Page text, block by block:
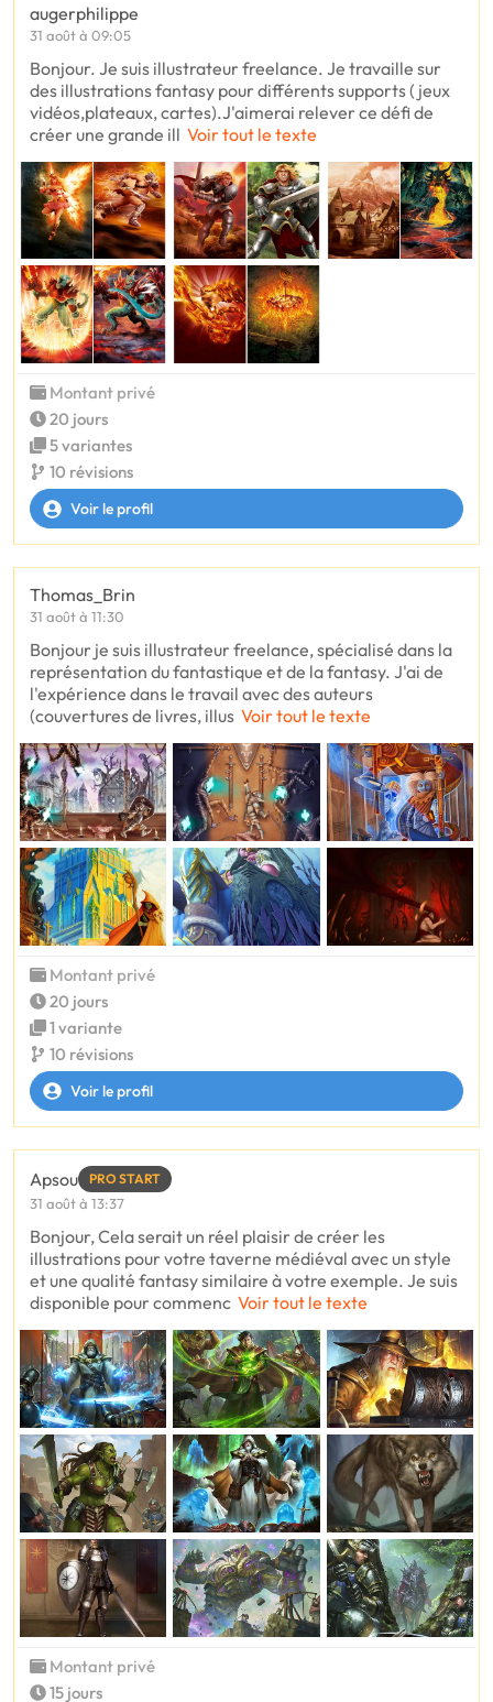
augerphilippe
31 août à 09:05
Bonjour. Je suis illustrateur freelance. Je travaille sur
des illustrations fantasy pour différents supports ( jeux
vidéos,plateaux, cartes).J'aimerai relever ce défi de
créer une grande ill Voir tout le texte
Montant privé
20 jours
5 variantes
10 révisions
Voir le profil
Thomas_Brin
31 août à 11:30
Bonjour je suis illustrateur freelance, spécialisé dans la
représentation du fantastique et de la fantasy. J'ai de
l'expérience dans le travail avec des auteurs
(couvertures de livres, illus Voir tout le texte
Montant privé
20 jours
1 variante
10 révisions
Voir le profil
Apsou PRO START
31 août à 13:37
Bonjour, Cela serait un réel plaisir de créer les
illustrations pour votre taverne médiéval avec un style
et une qualité fantasy similaire à votre exemple. Je suis
disponible pour commenc Voir tout le texte
Montant privé
15 jours